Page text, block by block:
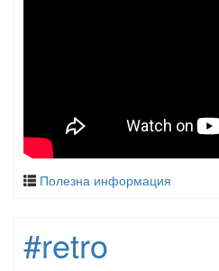
Полезна информация
#retro